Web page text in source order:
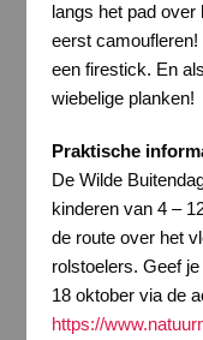
langs het pad over
eerst
een firestick. En
wiebelige planken!
Praktische
De Wilde
kinderen van 4 –
de route over het
rolstoelers. Geef
18 oktober via de
https://